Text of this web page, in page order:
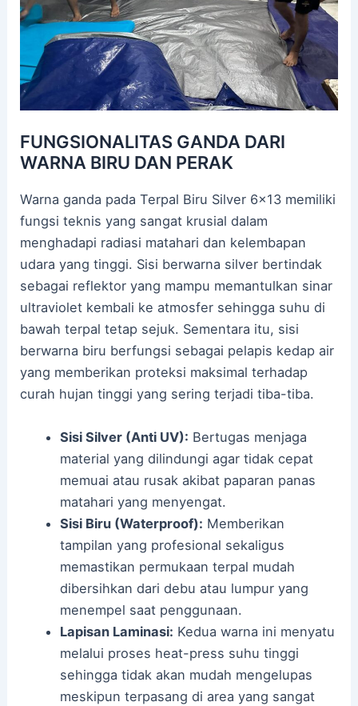
FUNGSIONALITAS GANDA DARI
WARNA BIRU DAN PERAK
Warna ganda pada Terpal Biru Silver 6×13 memiliki
fungsi teknis yang sangat krusial dalam
menghadapi radiasi matahari dan kelembapan
udara yang tinggi. Sisi berwarna silver bertindak
sebagai reflektor yang mampu memantulkan sinar
ultraviolet kembali ke atmosfer sehingga suhu di
bawah terpal tetap sejuk. Sementara itu, sisi
berwarna biru berfungsi sebagai pelapis kedap air
yang memberikan proteksi maksimal terhadap
curah hujan tinggi yang sering terjadi tiba-tiba.
Sisi Silver (Anti UV): Bertugas menjaga
material yang dilindungi agar tidak cepat
memuai atau rusak akibat paparan panas
matahari yang menyengat.
Sisi Biru (Waterproof): Memberikan
tampilan yang profesional sekaligus
memastikan permukaan terpal mudah
dibersihkan dari debu atau lumpur yang
menempel saat penggunaan.
Lapisan Laminasi: Kedua warna ini menyatu
melalui proses heat-press suhu tinggi
sehingga tidak akan mudah mengelupas
meskipun terpasang di area yang sangat